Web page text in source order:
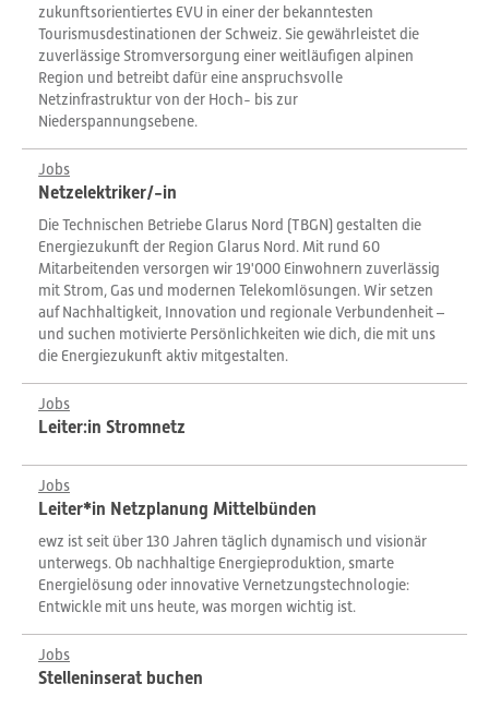
zukunftsorientiertes EVU in einer der bekanntesten
Tourismusdestinationen der Schweiz. Sie gewährleistet die
zuverlässige Stromversorgung einer weitläufigen alpinen
Region und betreibt dafür eine anspruchsvolle
Netzinfrastruktur von der Hoch- bis zur
Niederspannungsebene.
Jobs
Netzelektriker/-in
Die Technischen Betriebe Glarus Nord (TBGN) gestalten die
Energiezukunft der Region Glarus Nord. Mit rund 60
Mitarbeitenden versorgen wir 19'000 Einwohnern zuverlässig
mit Strom, Gas und modernen Telekomlösungen. Wir setzen
auf Nachhaltigkeit, Innovation und regionale Verbundenheit –
und suchen motivierte Persönlichkeiten wie dich, die mit uns
die Energiezukunft aktiv mitgestalten.
Jobs
Leiter:in Stromnetz
Jobs
Leiter*in Netzplanung Mittelbünden
ewz ist seit über 130 Jahren täglich dynamisch und visionär
unterwegs. Ob nachhaltige Energieproduktion, smarte
Energielösung oder innovative Vernetzungstechnologie:
Entwickle mit uns heute, was morgen wichtig ist.
Jobs
Stelleninserat buchen